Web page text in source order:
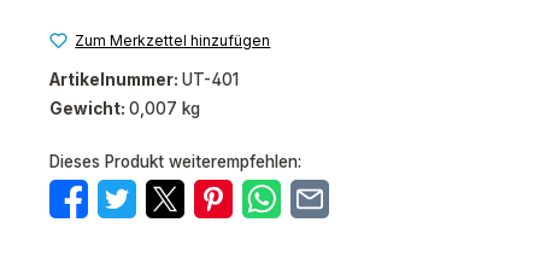
Zum Merkzettel hinzufügen
Artikelnummer: UT-401
Gewicht: 0,007 kg
Dieses Produkt weiterempfehlen: